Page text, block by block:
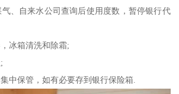
、自来水公司查询后使用度数，暂停银行代
冰箱清洗和除霜;
中保管，如有必要存到银行保险箱.